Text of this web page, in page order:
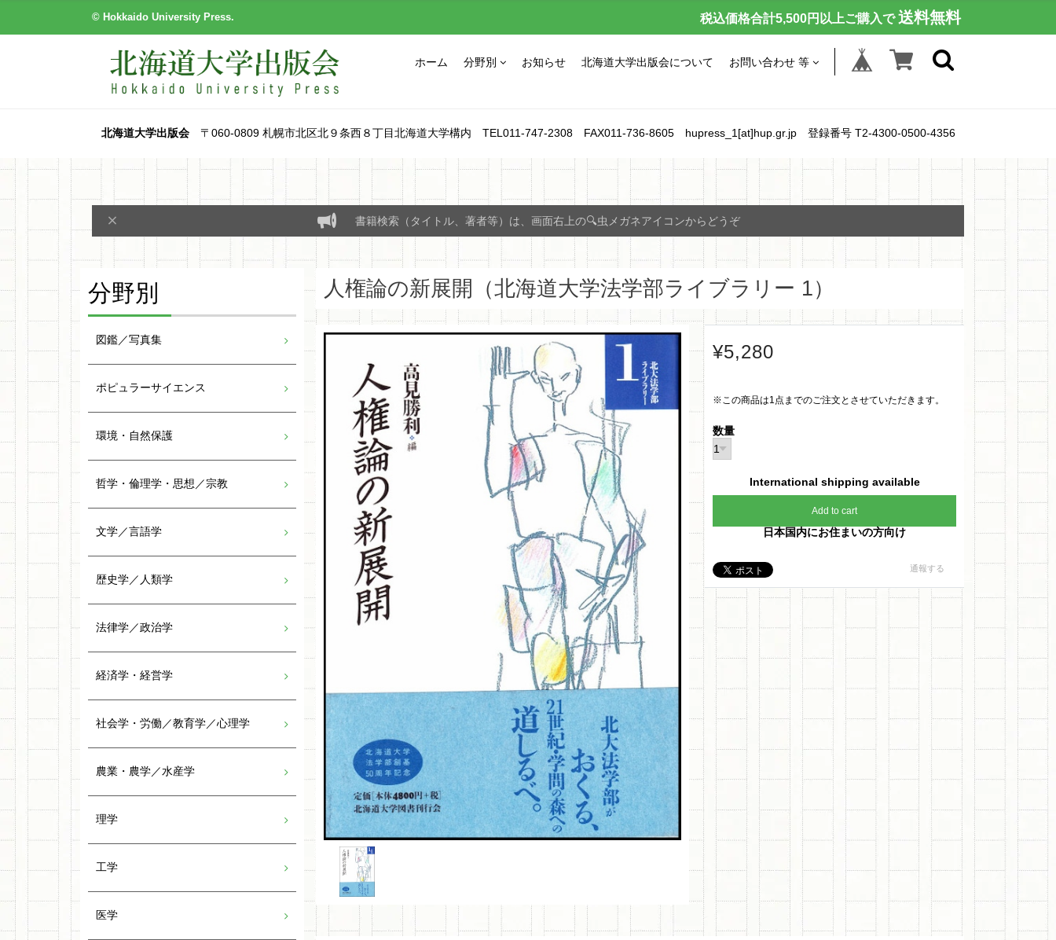
© Hokkaido University Press. 税込価格合計5,500円以上ご購入で 送料無料
ホーム 分野別 お知らせ 北海道大学出版会について お問い合わせ 等
北海道大学出版会〒060-0809 札幌市北区北９条西８丁目北海道大学構内 TEL011-747-2308 FAX011-736-8605 hupress_1[at]hup.gr.jp 登録番号 T2-4300-0500-4356
書籍検索（タイトル、著者等）は、画面右上の🔍虫メガネアイコンからどうぞ
人権論の新展開（北海道大学法学部ライブラリー 1）
¥5,280
※この商品は1点までのご注文とさせていただきます。
数量
International shipping available
Add to cart
日本国内にお住まいの方向け
通報する
分野別
図鑑／写真集
ポピュラーサイエンス
環境・自然保護
哲学・倫理学・思想／宗教
文学／言語学
歴史学／人類学
法律学／政治学
経済学・経営学
社会学・労働／教育学／心理学
農業・農学／水産学
理学
工学
医学